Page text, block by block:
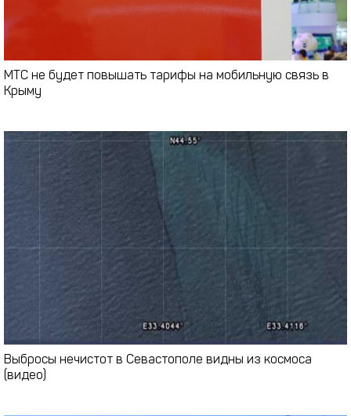
МТС не будет повышать тарифы на мобильную связь в
Крыму
Выбросы нечистот в Севастополе видны из космоса
(видео)